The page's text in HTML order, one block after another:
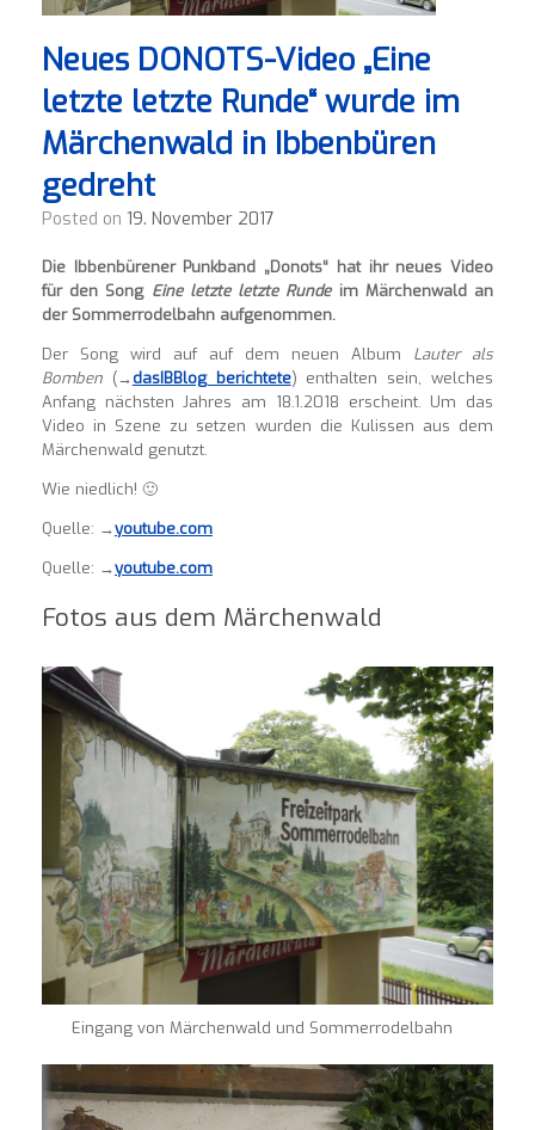
Neues DONOTS-Video „Eine
letzte letzte Runde“ wurde im
Märchenwald in Ibbenbüren
gedreht
Posted on 19. November 2017
Die Ibbenbürener Punkband „Donots“ hat ihr neues Video
für den Song Eine letzte letzte Rundeim Märchenwald an
der Sommerrodelbahn aufgenommen.
Der Song wird auf auf dem neuen Album Lauter als
Bomben (→dasIBBlog berichtete) enthalten sein, welches
Anfang nächsten Jahres am 18.1.2018 erscheint. Um das
Video in Szene zu setzen wurden die Kulissen aus dem
Märchenwald genutzt.
Wie niedlich! 🙂
Quelle: →youtube.com
Quelle: →youtube.com
Fotos aus dem Märchenwald
Eingang von Märchenwald und Sommerrodelbahn